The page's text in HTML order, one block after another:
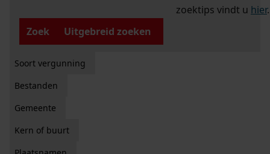
zoektips vindt u hier.
Zoek
Uitgebreid zoeken
Soort vergunning
Bestanden
Gemeente
Kern of buurt